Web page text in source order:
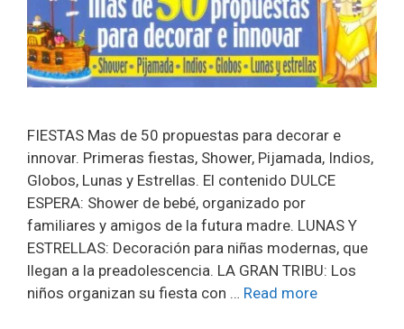
FIESTAS Mas de 50 propuestas para decorar e
innovar. Primeras fiestas, Shower, Pijamada, Indios,
Globos, Lunas y Estrellas. El contenido DULCE
ESPERA: Shower de bebé, organizado por
familiares y amigos de la futura madre. LUNAS Y
ESTRELLAS: Decoración para niñas modernas, que
llegan a la preadolescencia. LA GRAN TRIBU: Los
niños organizan su fiesta con … Read more